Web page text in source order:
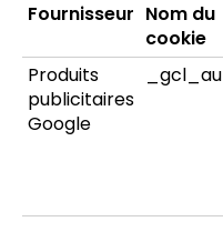
Fournisseur Nom du
cookie
Produits
publicitaires
Google
_gcl_au